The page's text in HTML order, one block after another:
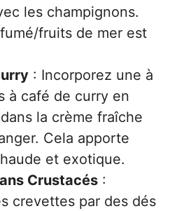
les champignons.
fumé/fruits de mer est
: Incorporez une à
à café de curry en
la crème fraîche
Cela apporte
et exotique.
Crustacés :
crevettes par des dés